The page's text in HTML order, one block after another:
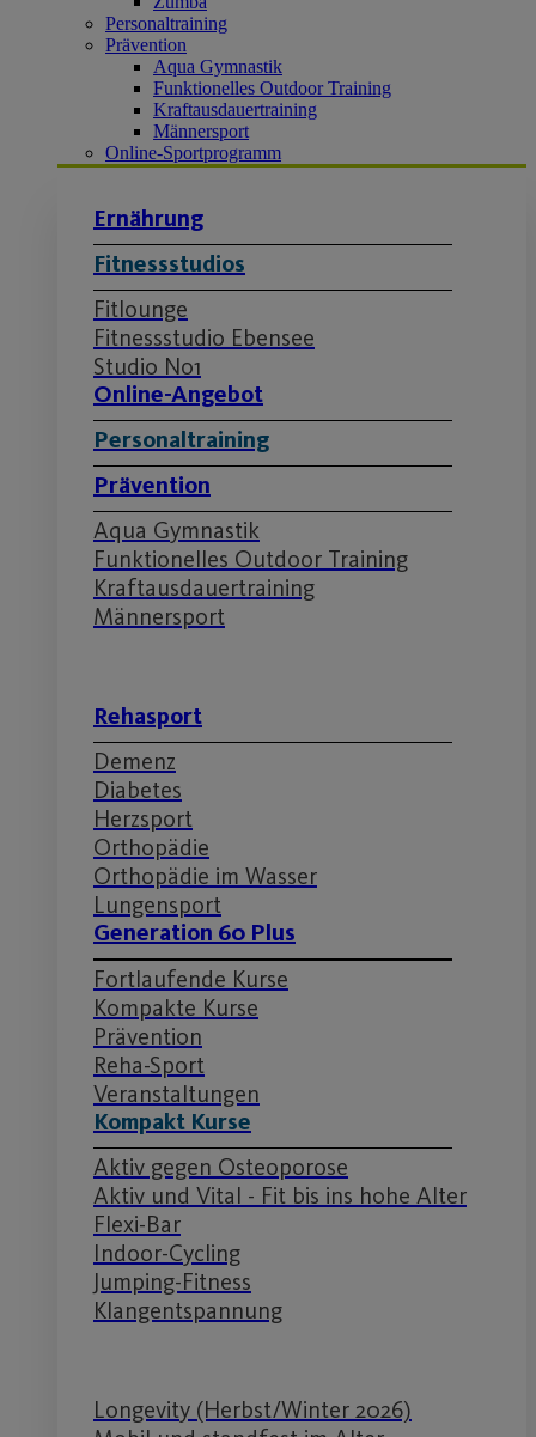
Personaltraining
Prävention
Aqua Gymnastik
Funktionelles Outdoor Training
Kraftausdauertraining
Männersport
Online-Sportprogramm
Ernährung
Fitnessstudios
Fitlounge
Fitnessstudio Ebensee
Studio No1
Online-Angebot
Personaltraining
Prävention
Aqua Gymnastik
Funktionelles Outdoor Training
Kraftausdauertraining
Männersport
Rehasport
Demenz
Diabetes
Herzsport
Orthopädie
Orthopädie im Wasser
Lungensport
Generation 60 Plus
Fortlaufende Kurse
Kompakte Kurse
Prävention
Reha-Sport
Veranstaltungen
Kompakt Kurse
Aktiv gegen Osteoporose
Aktiv und Vital - Fit bis ins hohe Alter
Flexi-Bar
Indoor-Cycling
Jumping-Fitness
Klangentspannung
Longevity (Herbst/Winter 2026)